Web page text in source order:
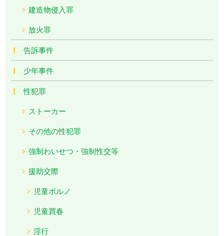
建造物侵入罪
放火罪
告訴事件
少年事件
性犯罪
ストーカー
その他の性犯罪
強制わいせつ・強制性交等
援助交際
児童ポルノ
児童買春
淫行